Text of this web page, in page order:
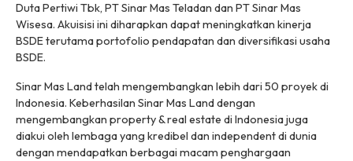
Duta Pertiwi Tbk, PT Sinar Mas Teladan dan PT Sinar Mas
Wisesa. Akuisisi ini diharapkan dapat meningkatkan kinerja
BSDE terutama portofolio pendapatan dan diversifikasi usaha
BSDE.
Sinar Mas Land telah mengembangkan lebih dari 50 proyek di
Indonesia. Keberhasilan Sinar Mas Land dengan
mengembangkan property & real estate di Indonesia juga
diakui oleh lembaga yang kredibel dan independent di dunia
dengan mendapatkan berbagai macam penghargaan